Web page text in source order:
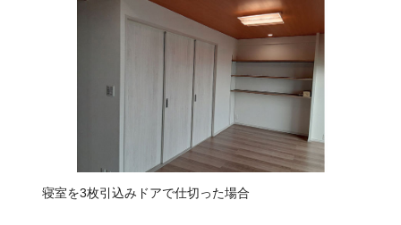
寝室を3枚引込みドアで仕切った場合